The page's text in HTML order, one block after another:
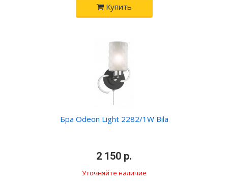
Купить
Бра Odeon Light 2282/1W Bila
2 150 р.
Уточняйте наличие